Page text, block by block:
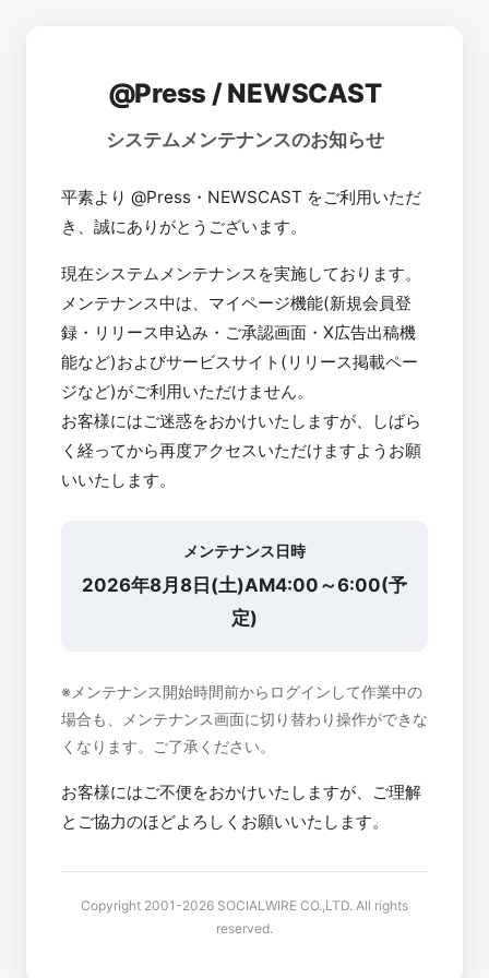
@Press / NEWSCAST
システムメンテナンスのお知らせ
平素より @Press・NEWSCAST をご利用いただ
き、誠にありがとうございます。
現在システムメンテナンスを実施しております。
メンテナンス中は、マイページ機能(新規会員登
録・リリース申込み・ご承認画面・X広告出稿機
能など)およびサービスサイト(リリース掲載ペー
ジなど)がご利用いただけません。
お客様にはご迷惑をおかけいたしますが、しばら
く経ってから再度アクセスいただけますようお願
いいたします。
メンテナンス日時
2026年8月8日(土)AM4:00～6:00(予
定)
※メンテナンス開始時間前からログインして作業中の
場合も、メンテナンス画面に切り替わり操作ができな
くなります。ご了承ください。
お客様にはご不便をおかけいたしますが、ご理解
とご協力のほどよろしくお願いいたします。
Copyright 2001-2026 SOCIALWIRE CO.,LTD. All rights
reserved.